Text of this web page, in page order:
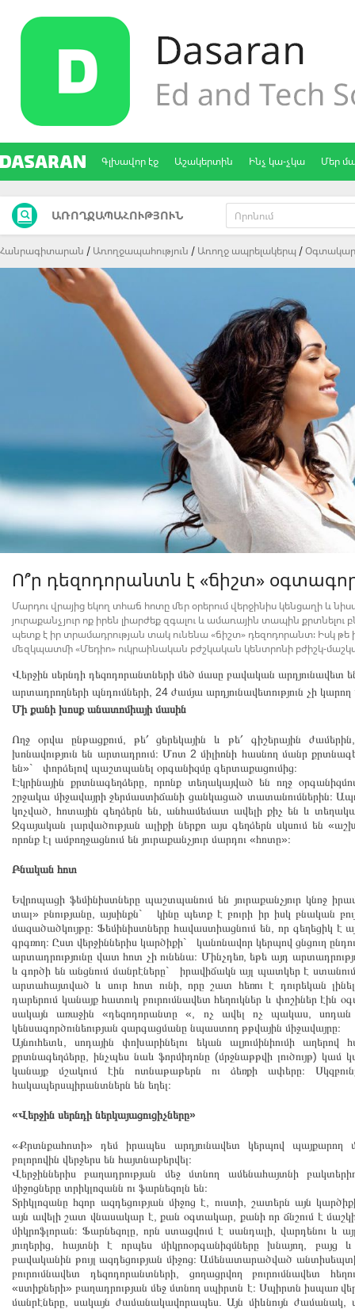
Գլխավոր էջ Աշակերտին Ինչ կա-չկա Մեր
ԱՌՈՂՋԱՊԱՀՈՒԹՅՈՒՆ
Հանրագիտարան Առողջապահություն Առողջ ապրելակերպ Oգտակար
Ո՞ր դեզոդորանտն է «ճիշտ»
Մարդու վրայից եկող տհաճ հոտը մեր օրերում վերջինիս կենցաղի և
յուրաքանչյուր ոք իրեն լիարժեք զգալու և ամառային տապին քրտնելու
պետք է իր տրամադրության տակ ունենա «ճիշտ» դեզոդորանտ։ Իսկ թե
մեզկպատմի «Մեդիո» ուկրաինական բժշկական կենտրոնի բժիշկ-
Վերջին սերնդի դեզոդորանտների մեծ մասը բավական արդյունավետ
արտադրողների պնդումների, 24 ժամյա արդյունավետություն չի
Մի քանի խոսք անատոմիայի մասին
Ողջ օրվա ընթացքում, թե՛ ցերեկային և թե՛ գիշերային
խոնավություն են արտադրում։ Մոտ 2 միլիոնի հասնող մանր
են»` փորձելով պաշտպանել օրգանիզմը գերտաքացումից։
Էկրինային քրտնագեղձերը, որոնք տեղակայված են ողջ
շրջակա միջավայրի ջերմաստիճանի ցանկացած տատանումներին։
կոչված, հոտային գեղձերն են, անհամեմատ ավելի քիչ են և
Զգայական լարվածության ալիքի ներքո այս գեղձերն սկսում են
որոնք էլ ամբողջացնում են յուրաքանչյուր մարդու «հոտը»։
Բնական հոտ
Եվրոպացի ֆեմինիստները պաշտպանում են յուրաքանչյուր կնոջ
տալ» բնությանը, այսինքն` կինը պետք է բուրի իր իսկ բնական
մազածածկույթը։ Ֆեմինիստները հավաստիացնում են, որ գեղեցիկ է
գրգռող։ Ըստ վերջիններիս կարծիքի` կանոնավոր կերպով ցնցուղ
արտադրությունը վատ հոտ չի ունենա։ Մինչդեռ, եթե այդ
և գործի են անցնում մանրէները` իրավիճակն այլ պատկեր է
արտահայտված և սուր հոտ ունի, որը շատ հեռու է դուրեկան
դարերում կանայք հատուկ բուրումնավետ հեղուկներ և փոշիներ էին
սակայն առաջին «դեզոդորանտը «, ոչ ավել ոչ պակաս, սոդան
կենսագործունեության զարգացմանը նպաստող թթվային միջավայրը։
Այնուհետև, սոդային փոխարինելու եկան ալյումինիումի
քրտնագեղձերը, ինչպես նաև ֆորմիդոնը (մրջնաթթվի լուծույթ) կամ
կանայք մշակում էին ոտնաթաթերն ու ձեռքի ափերը։
հակապերսպիրանտներն են եղել։
«Վերջին սերնդի ներկայացուցիչները»
«Քրտնքահոտի» դեմ իրապես արդյունավետ կերպով պայքարող
բոլորովին վերջերս են հայտնաբերվել։
Վերջիններիս բաղադրության մեջ մտնող ամենահայտնի
միջոցները տրիկլոզանն ու ֆարնեզոլն են։
Տրիկլոզանը հզոր ազդեցության միջոց է, ուստի, շատերն այն
այն ավելի շատ վնասակար է, քան օգտակար, քանի որ ճնշում է
միկրոֆլորան։ Ֆարնեզոլը, որն ստացվում է սանդալի, վարդենու և այլ
յուղերից, հայտնի է որպես միկրոօրգանիզմները խնայող, բայց
բավականին թույլ ազդեցության միջոց։ Ամենատարածված
բուրումնավետ դեզոդորանտների, ցողացրվող բուրումնավետ
«ստիքների» բաղադրության մեջ մտնող սպիրտն է։ Սպիրտն իսպառ
մանրէները, սակայն ժամանակավորապես. Այն միևնույն ժամանակ,